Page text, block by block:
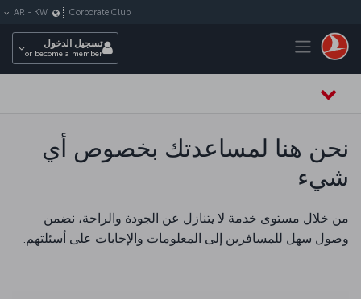
Toggle navigation
Corporate Club
AR - KW
تسجيل الدخول
or become a member
نحن هنا لمساعدتك بخصوص أي
شيء
من خلال مستوى خدمة لا يتنازل عن الجودة والراحة، نضمن
وصول سهل للمسافرين إلى المعلومات والإجابات على أسئلتهم.